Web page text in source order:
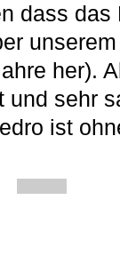
dass
her).
und sehr
ist